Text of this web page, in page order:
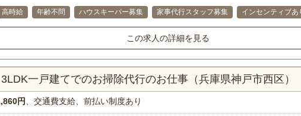
高時給 年齢不問 ハウスキーパー募集 家事代行スタッフ募集 インセンティブあ
この求人の詳細を見る
一戸建てでのお掃除代行のお仕事（兵庫県神戸市西区）
円 、交通費支給、前払い制度あり